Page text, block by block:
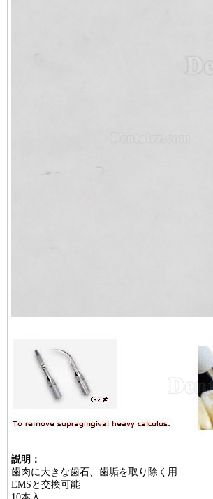
説明：
歯肉に大きな歯石、歯垢を取り除く用
EMSと交換可能